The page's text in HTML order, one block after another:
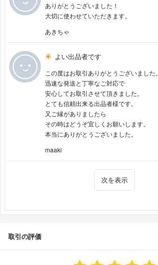
ありがとうございました！
大切に使わせていただきます。
あきちゃ
よい出品者です
この度はお取引ありがとうございました。
迅速な発送と丁寧なご対応で
安心してお取引させて頂きました。
とても信頼出来る出品者様です。
又ご縁がありましたら
その時はどうぞ宜しくお願いします。
本当にありがとうございました。
maaki
次を表示
取引の評価